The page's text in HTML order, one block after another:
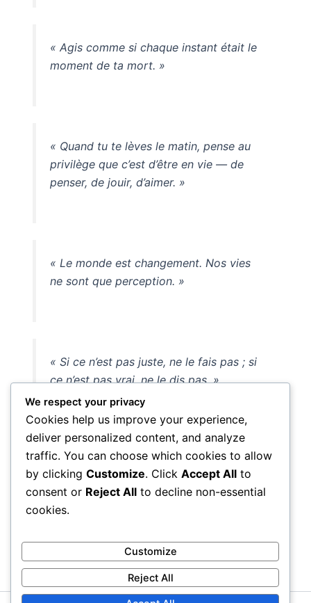
« Agis comme si chaque instant était le
moment de ta mort. »
« Quand tu te lèves le matin, pense au
privilège que c’est d’être en vie — de
penser, de jouir, d’aimer. »
« Le monde est changement. Nos vies
ne sont que perception. »
« Si ce n’est pas juste, ne le fais pas ; si
ce n’est pas vrai, ne le dis pas. »
Marc Aurèle est la preuve que la philosophie n’est pas une
activité abstraite mais un art de vivre. Ses Méditations,
écrites pour lui-même, nous parlent à nous avec une
modernité saisissante.
PRÉCÉDENT SUIVANT
We respect your privacy
Cookies help us improve your experience,
deliver personalized content, and analyze
traffic. You can choose which cookies to allow
by clicking Customize. Click Accept All to
consent or Reject All to decline non-essential
cookies.
Customize
Reject All